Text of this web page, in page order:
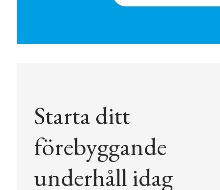
Starta ditt
förebyggande
underhåll idag